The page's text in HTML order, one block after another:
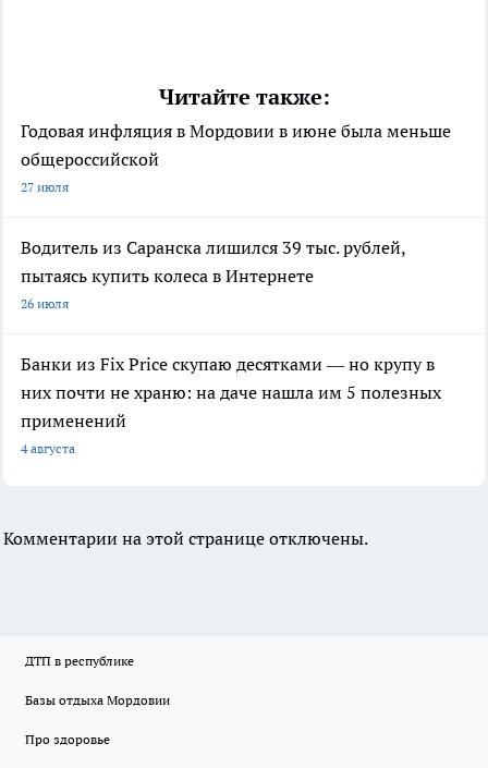
Читайте также:
Годовая инфляция в Мордовии в июне была меньше
общероссийской
27 июля
Водитель из Саранска лишился 39 тыс. рублей,
пытаясь купить колеса в Интернете
26 июля
Банки из Fix Price скупаю десятками — но крупу в
них почти не храню: на даче нашла им 5 полезных
применений
4 августа
Комментарии на этой странице отключены.
ДТП в республике
Базы отдыха Мордовии
Про здоровье